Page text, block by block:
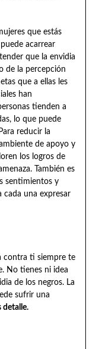
que estás
acarrear
que la envidia
de la percepción
que a ellas les
han
tienden a
lo que puede
reducir la
de apoyo y
los logros de
También es
sentimientos y
cada una expresar
contra ti siempre te
No tienes ni idea
de los negros. La
sufrir una
detalle.